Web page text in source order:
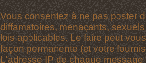
Vous consentez à ne pas poster
diffamatoires, menaçants,
lois applicables. Le faire peut
façon permanente (et votre
L'adresse IP de chaque